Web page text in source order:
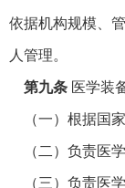
依据机构规模、
人管理。
第九条 医学装
（一）根据国
（二）负责医
（三）负责医